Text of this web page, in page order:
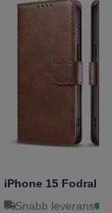
iPhone 15 Fodral -
Snabb leverans